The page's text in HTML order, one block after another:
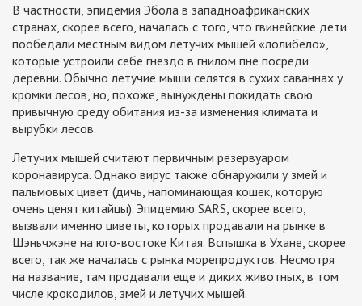
В частности, эпидемия Эбола в западноафриканских
странах, скорее всего, началась с того, что гвинейские дети
пообедали местным видом летучих мышей «лолибело»,
которые устроили себе гнездо в гнилом пне посреди
деревни. Обычно летучие мыши селятся в сухих саваннах у
кромки лесов, но, похоже, вынуждены покидать свою
привычную среду обитания из-за изменения климата и
вырубки лесов.
Летучих мышей считают первичным резервуаром
коронавируса. Однако вирус также обнаружили у змей и
пальмовых цивет (дичь, напоминающая кошек, которую
очень ценят китайцы). Эпидемию SARS, скорее всего,
вызвали именно циветы, которых продавали на рынке в
Шэньчжэне на юго-востоке Китая. Вспышка в Ухане, скорее
всего, так же началась с рынка морепродуктов. Несмотря
на название, там продавали еще и диких животных, в том
числе крокодилов, змей и летучих мышей.